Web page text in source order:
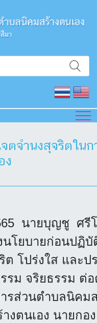
จำนงสุจริตในก
ง
นายบุญชู ศรี
นโยบายก่อนป
ต โปร่งใส และ
ม จริยธรรม ต่
รส่วนตำบลนิคม
งตนเอง นายกอ